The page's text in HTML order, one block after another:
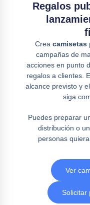
Regalos
Crea camisetas
campañas de
acciones en punto
regalos a clientes.
alcance previsto y
siga
Puedes preparar
distribución o
personas
Ver
Solicitar